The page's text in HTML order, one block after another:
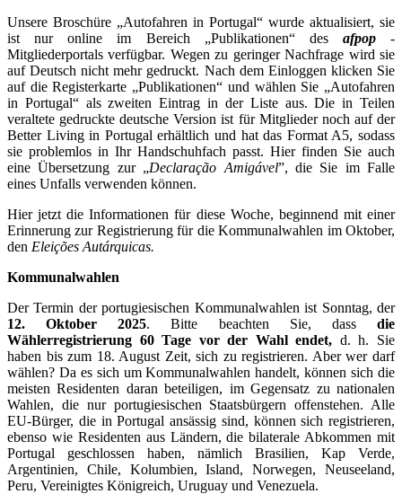
Unsere Broschüre „Autofahren in Portugal“ wurde aktualisiert, sie
ist nur online im Bereich „Publikationen“ des afpop
-
Mitgliederportals verfügbar. Wegen zu geringer Nachfrage wird sie
auf Deutsch nicht mehr gedruckt. Nach dem Einloggen klicken Sie
auf die Registerkarte „Publikationen“ und wählen Sie „Autofahren
in Portugal“ als zweiten Eintrag in der Liste aus. Die in Teilen
veraltete gedruckte deutsche Version ist für Mitglieder noch auf der
Better Living in Portugal erhältlich und hat das Format A5, sodass
sie problemlos in Ihr Handschuhfach passt. Hier finden Sie auch
eine Übersetzung zur „Declaração Amigável”, die Sie im Falle
eines Unfalls verwenden können.
Hier jetzt die Informationen für diese Woche, beginnend mit einer
Erinnerung zur Registrierung für die Kommunalwahlen im Oktober,
den Eleições Autárquicas.
Kommunalwahlen
Der Termin der portugiesischen Kommunalwahlen ist Sonntag, der
12. Oktober 2025. Bitte beachten Sie, dassdie
Wählerregistrierung 60 Tage vor der Wahl endet, d. h. Sie
haben bis zum 18. August Zeit, sich zu registrieren. Aber wer darf
wählen? Da es sich um Kommunalwahlen handelt, können sich die
meisten Residenten daran beteiligen, im Gegensatz zu nationalen
Wahlen, die nur portugiesischen Staatsbürgern offenstehen. Alle
EU-Bürger, die in Portugal ansässig sind, können sich registrieren,
ebenso wie Residenten aus Ländern, die bilaterale Abkommen mit
Portugal geschlossen haben, nämlich Brasilien, Kap Verde,
Argentinien, Chile, Kolumbien, Island, Norwegen, Neuseeland,
Peru, Vereinigtes Königreich, Uruguay und Venezuela.